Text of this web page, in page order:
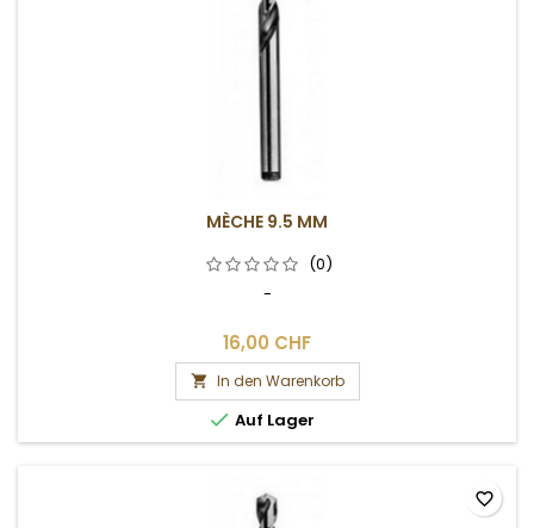
MÈCHE 9.5 MM
(0)
-
16,00 CHF
 In den Warenkorb
 Auf Lager
favorite_border